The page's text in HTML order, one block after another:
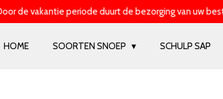
de vakantie periode duurt de bezorging van uw
HOME SOORTEN SNOEP SCHULP SAP